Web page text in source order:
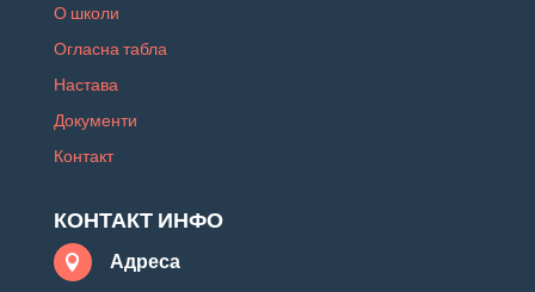
О школи
Огласна табла
Настава
Документи
Контакт
КОНТАКТ ИНФО
 Адреса